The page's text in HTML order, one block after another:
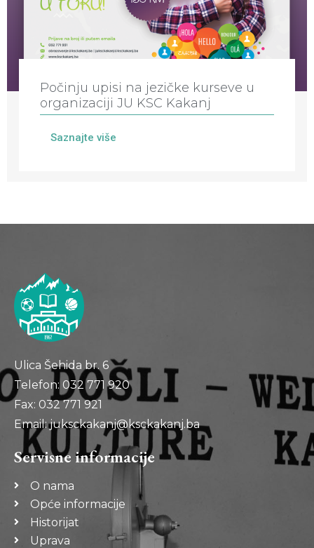
Počinju upisi na jezičke kurseve u
organizaciji JU KSC Kakanj
Saznajte više
Ulica Šehida br. 6
Telefon: 032 771 920
Fax: 032 771 921
Email: juksckakanj@ksckakanj.ba
Servisne informacije
O nama
Opće informacije
Historijat
Uprava